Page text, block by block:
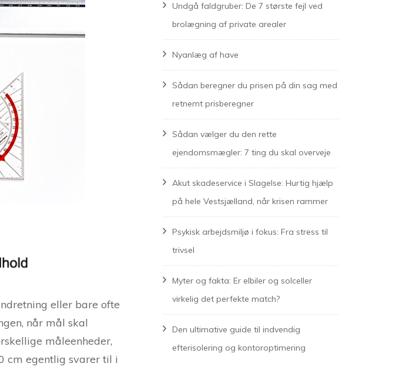
eller bare ofte
når mål skal
måleenheder,
cm egentlig svarer til i
Undgå faldgruber: De 7 største fejl ved
brolægning af private arealer
Nyanlæg af have
Sådan beregner du prisen på din sag med
retnemt prisberegner
Sådan vælger du den rette
ejendomsmægler: 7 ting du skal overveje
Akut skadeservice i Slagelse: Hurtig hjælp
på hele Vestsjælland, når krisen rammer
Psykisk arbejdsmiljø i fokus: Fra stress til
trivsel
Myter og fakta: Er elbiler og solceller
virkelig det perfekte match?
Den ultimative guide til indvendig
efterisolering og kontoroptimering